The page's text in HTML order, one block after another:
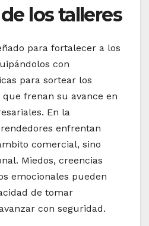
los talleres
para fortalecer a los
con
para sortear los
frenan su avance en
En la
enfrentan
comercial, sino
Miedos, creencias
emocionales pueden
de tomar
con seguridad.